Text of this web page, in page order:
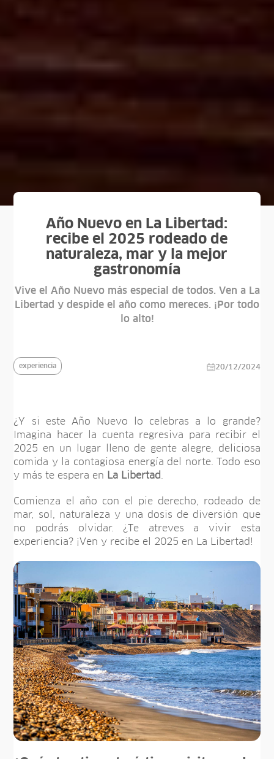
Año Nuevo en La Libertad:
recibe el 2025 rodeado de
naturaleza, mar y la mejor
gastronomía
Vive el Año Nuevo más especial de todos. Ven a La
Libertad y despide el año como mereces. ¡Por todo
lo alto!
experiencia 20/12/2024
¿Y si este Año Nuevo lo celebras a lo grande?
Imagina hacer la cuenta regresiva para recibir el
2025 en un lugar lleno de gente alegre, deliciosa
comida y la contagiosa energía del norte. Todo eso
y más te espera en La Libertad
Comienza el año con el pie derecho, rodeado de
mar, sol, naturaleza y una dosis de diversión que
no podrás olvidar. ¿Te atreves a vivir esta
experiencia? ¡Ven y recibe el 2025 en La Libertad!